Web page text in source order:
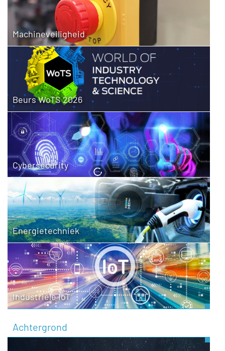
Machineveiligheid
Beurs WoTS 2026
Cybersecurity
Energietechniek
Industriële IoT
Achtergrond